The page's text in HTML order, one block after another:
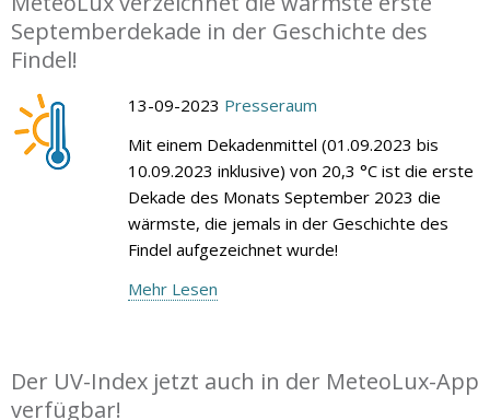
Septemberdekade in der Geschichte des
Findel!
13-09-2023 Presseraum
Mit einem Dekadenmittel (01.09.2023 bis
10.09.2023 inklusive) von 20,3 °C ist die erste
Dekade des Monats September 2023 die
wärmste, die jemals in der Geschichte des
Findel aufgezeichnet wurde!
Mehr Lesen
Der UV-Index jetzt auch in der MeteoLux-App
verfügbar!